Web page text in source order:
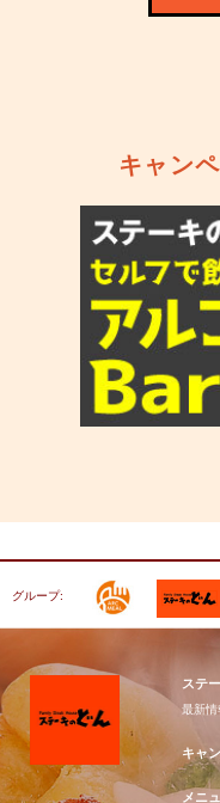
キャン
グループ:
ステ
最新情
キャ
メニ